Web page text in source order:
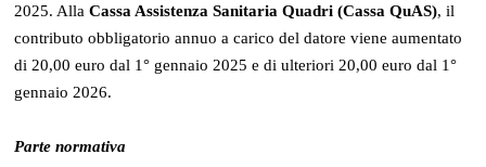
2025. AllaCassa Assistenza Sanitaria Quadri (Cassa QuAS), il
contributo obbligatorio annuo a carico del datore viene aumentato
di 20,00 euro dal 1° gennaio 2025 e di ulteriori 20,00 euro dal 1°
gennaio 2026.
Parte normativa